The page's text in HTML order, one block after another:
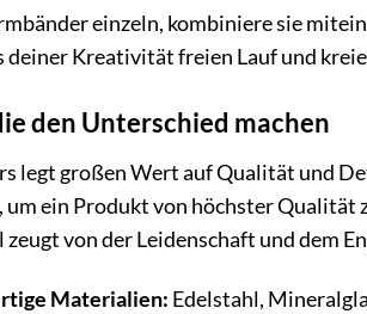
einzeln, kombiniere sie
deiner Kreativität freien Lauf und
den Unterschied machen
legt großen Wert auf Qualität und
ein Produkt von höchster Qualität
zeugt von der Leidenschaft und dem
Materialien: Edelstahl,